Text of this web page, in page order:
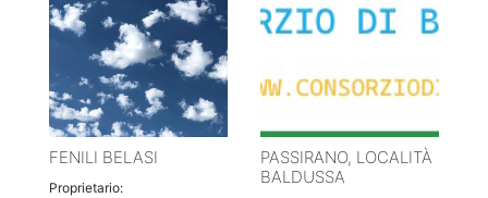
FENILI BELASI
Proprietario:
PASSIRANO, LOCALITÀ
BALDUSSA